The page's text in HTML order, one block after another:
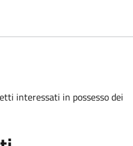
interessati in possesso dei